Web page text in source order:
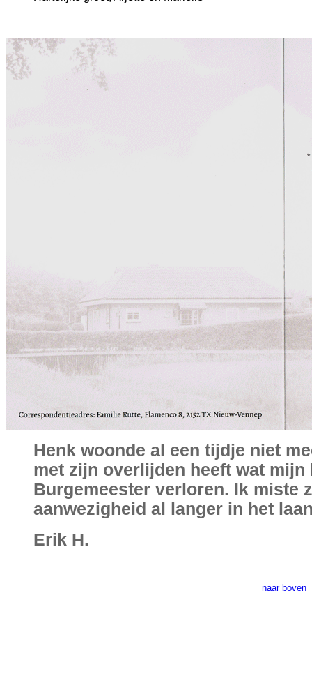
Henk woonde al een tijdje niet
met zijn overlijden heeft wat mijn
Burgemeester verloren. Ik miste
aanwezigheid al langer in het
Erik H.
naar boven